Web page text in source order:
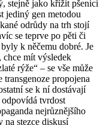
stejně jako křížit pšenici
jediný gen metodou
odrůdy na trh stojí
se teprve po pěti či
k něčemu dobré. Je
chce mít výsledek
rýže“ – se vše může
propojena
se k ní dostávají
tvrdost
nejrůznějšího
na stezce diskusí